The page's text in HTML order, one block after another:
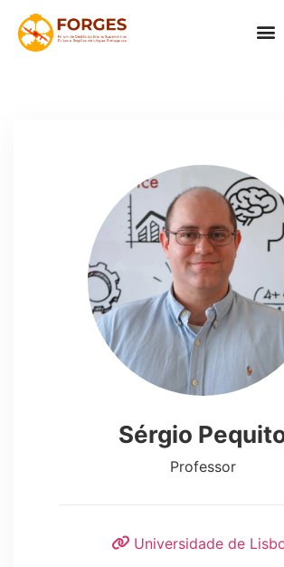
Sérgio
Professor
Universidade de